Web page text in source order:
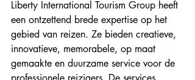
Liberty International Tourism Group heeft
een ontzettend brede expertise op het
gebied van reizen. Ze bieden creatieve,
innovatieve, memorabele, op maat
gemaakte en duurzame service voor de